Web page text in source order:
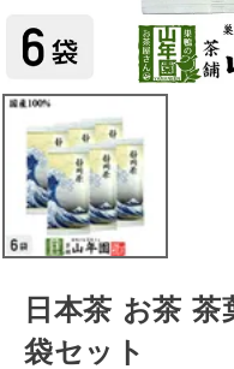
日本茶 お茶
袋セット